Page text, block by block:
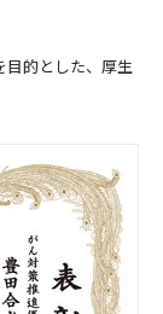
的とした、厚生